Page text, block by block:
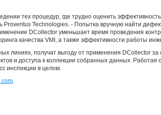
тех процедур, где трудно оценить
Proventus Technologies. - Попытка вручную найти
DCollector уменьшает время проведения
качества VMI, а также эффективности работы
линиях, получат выгоду от применения DCollector за
и доступа к коллекции собранных данных. Работая
инспекции в целом.
.